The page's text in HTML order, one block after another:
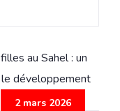
2 mars 2026